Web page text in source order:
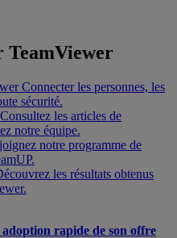
TeamViewer
Connecter les personnes, les
sécurité.
Consultez les articles de
notre équipe.
notre programme de
les résultats obtenus
rapide de son offre